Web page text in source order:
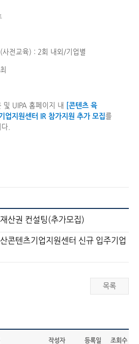
전교육) : 2회 내외/기업별
및 UIPA 홈페이지 내
[콘텐츠 육
업지원센터 IR 참가지원 추가 모집를
.
산권 컨설팅(추가모집)
콘텐츠기업지원센터 신규 입주기업
목록
작성자 등록일 조회수